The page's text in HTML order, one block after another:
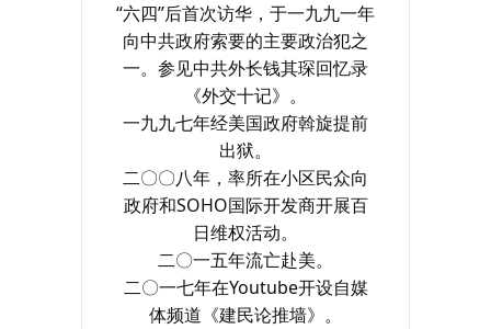
“六四”后首次访华，于一九九一年
向中共政府索要的主要政治犯之
一。参见中共外长钱其琛回忆录
《外交十记》。
一九九七年经美国政府斡旋提前
出狱。
二〇〇八年，率所在小区民众向
政府和SOHO国际开发商开展百
日维权活动。
二〇一五年流亡赴美。
二〇一七年在Youtube开设自媒
体频道《建民论推墙》。